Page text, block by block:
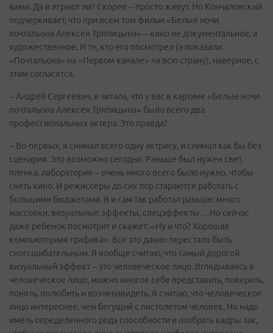
вами. Да и играют ли? Скорее – просто живут. Но Кончаловский
подчеркивает, что при всем том фильм «Белые ночи
почтальона Алексея Тряпицына» – кино не документальное, а
художественное. И те, кто его посмотрел (а показали
«Почтальона» на «Первом канале» на всю страну), наверное, с
этим согласятся.
– Андрей Сергеевич, я читала, что у вас в картине «Белые ночи
почтальона Алексея Тряпицына» было всего два
профессиональных актера. Это правда?
– Во-первых, я снимал всего одну актрису, и снимал как бы без
сценария. Это возможно сегодня. Раньше был нужен свет,
пленка, лаборатория – очень много всего было нужно, чтобы
снять кино. И режиссеры до сих пор стараются работать с
большими бюджетами. Я и сам так работал раньше: много
массовки, визуальные эффекты, спецэффекты… Но сейчас
даже ребенок посмотрит и скажет: «Ну и что? Хорошая
компьютерная графика». Все это давно перестало быть
сногсшибательным. Я вообще считаю, что самый дорогой
визуальный эффект – это человеческое лицо. Вглядываясь в
человеческое лицо, можно многое себе представить, поверить,
понять, полюбить и возненавидеть. Я считаю, что человеческое
лицо интереснее, чем бегущий с пистолетом человек. Но надо
иметь определенного рода способности и отобрать кадры так,